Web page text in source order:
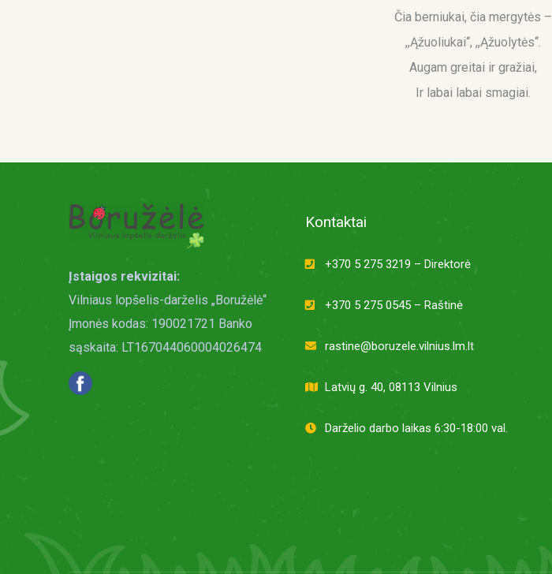
Čia berniukai, čia mergytės –
,,Ąžuoliukai‘‘, ,,Ąžuolytės‘‘.
Augam greitai ir gražiai,
Ir labai labai smagiai.
Įstaigos rekvizitai:
Vilniaus lopšelis-darželis „Boružėlė“
Įmonės kodas: 190021721 Banko
sąskaita: LT167044060004026474
Kontaktai
+370 5 275 3219 – Direktorė
+370 5 275 0545 – Raštinė
rastine@boruzele.vilnius.lm.lt
Latvių g. 40, 08113 Vilnius
Darželio darbo laikas 6:30-18:00 val.